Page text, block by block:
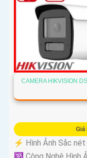
CAMERA HIKVISION
Giá
️⚡ Hình Ảnh Sắc nét